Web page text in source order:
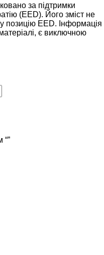
за підтримки
(EED). Його зміст не
позицію EED. Інформація
є виключною
“”